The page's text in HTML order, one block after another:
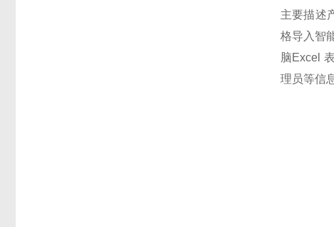
主要描述
格导入智
脑Excel
理员等信